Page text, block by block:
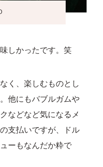
しかったです。笑
く、楽しむものとし
他にもバブルガムや
などなど気になるメ
支払いですが、ドル
ーもなんだか粋で